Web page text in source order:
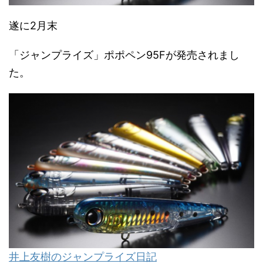
遂に2月末
「ジャンプライズ」ポポペン95Fが発売されまし
た。
井上友樹のジャンプライズ日記